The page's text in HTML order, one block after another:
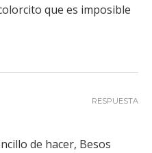
que es imposible
de hacer, Besos
RESPUESTA